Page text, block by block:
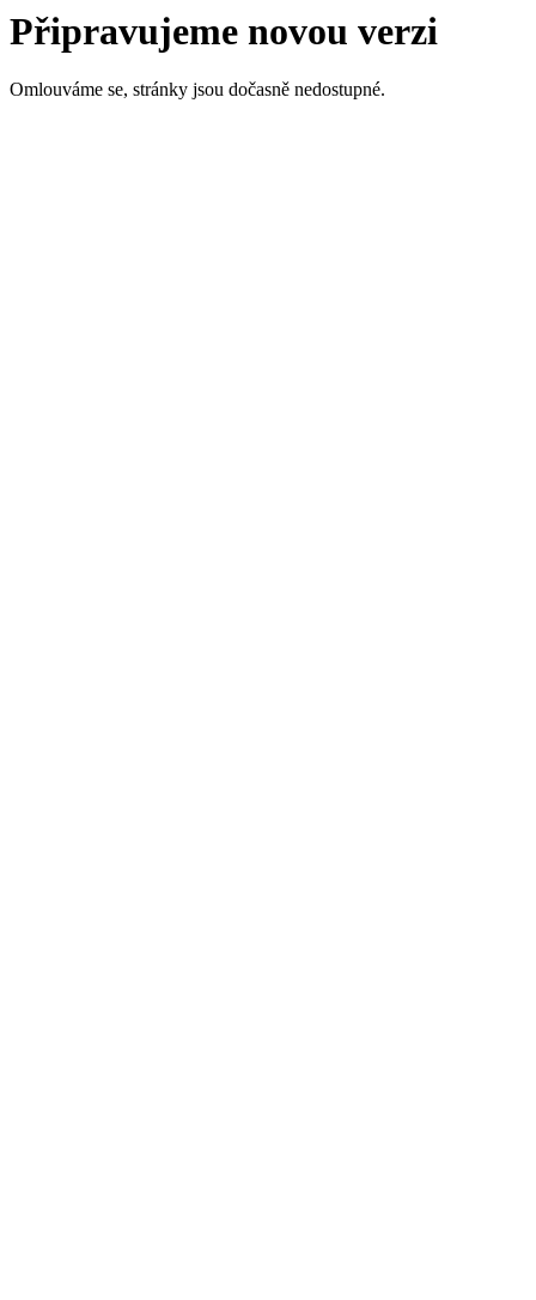
Připravujeme novou verzi
Omlouváme se, stránky jsou dočasně nedostupné.